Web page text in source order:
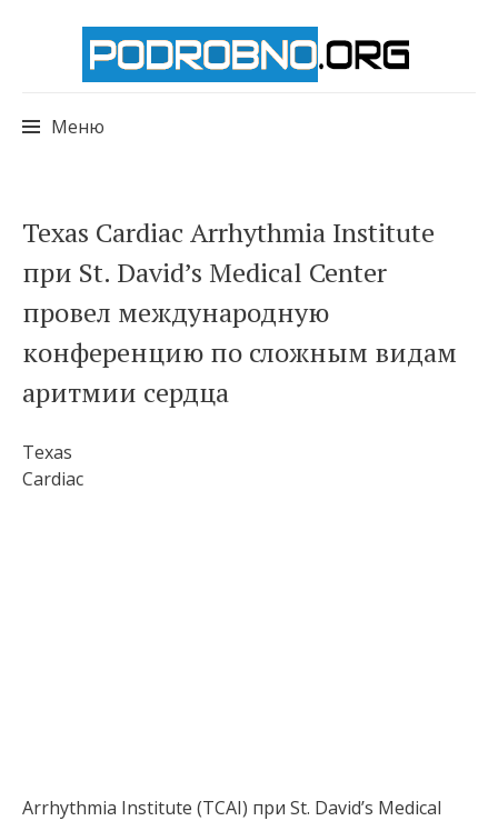
Меню
к
содержимому
Texas Cardiac Arrhythmia Institute
при St. David’s Medical Center
провел международную
конференцию по сложным видам
аритмии сердца
Texas
Cardiac
Arrhythmia Institute (TCAI) при St. David’s Medical